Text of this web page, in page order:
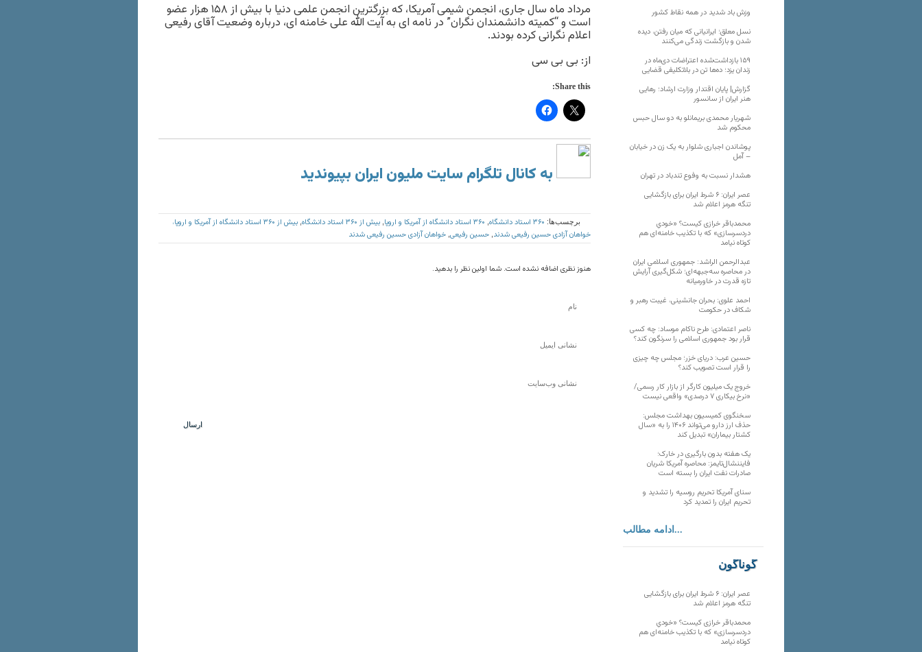
مرداد ماه سال جاری، انجمن شیمی آمریکا، که بزرگترین انجمن علمی دنیا با بیش از ۱۵۸ هزار عضو
است و “کمیته دانشمندان نگران” در نامه ای به آیت الله علی خامنه ای، درباره وضعیت آقای رفیعی
اعلام نگرانی کرده بودند.
از: بی بی سی
Share this:
به کانال تلگرام سایت ملیون ایران بپیوندید
برچسب‌ها: ۳۶۰ استاد دانشگاه ۳۶۰ استاد دانشگاه از آمریکا و اروپا بیش از ۳۶۰ استاد دانشگاه
بیش از ۳۶۰ استاد دانشگاه از آمریکا و اروپا،
خواهان آزادی حسین رفیعی شدند حسین رفیعی خواهان آزادی حسین رفیعی شدند
هنوز نظری اضافه نشده است. شما اولین نظر را بدهید.
وزش باد شدید در همه نقاط کشور
نسل معلق؛ ایرانیانی که میان رفتن، دیده
شدن و بازگشت زندگی می‌کنند
۱۵۹ بازداشت‌شده اعتراضات دی‌ماه در
زندان یزد؛ ده‌ها تن در بلاتکلیفی قضایی
گزارش| پایان اقتدار وزارت ارشاد؛ رهایی
هنر ایران از سانسور
شهریار محمدی بریمانلو به دو سال حبس
محکوم شد
پوشاندن اجباری شلوار به یک زن در خیابان
– آمل
هشدار نسبت به وفوع تندباد در تهران
عصر ایران: ۶ شرط ایران برای بازگشایی
تنگه هرمز اعلام شد
محمدباقر خرازی کیست؟ «خودیِ
دردسرسازی» که با تکذیب خامنه‌ای هم
کوتاه نیامد
عبدالرحمن الراشد: جمهوری اسلامی ایران
در محاصره سه‌جبهه‌ای؛ شکل‌گیری آرایش
تازه قدرت در خاورمیانه
احمد علوی: بحران جانشینی، غیبت رهبر و
شکاف در حکومت
ناصر اعتمادی: طرح ناکام موساد: چه کسی
قرار بود جمهوری اسلامی را سرنگون کند؟
حسین عرب: دریای خزر؛ مجلس چه چیزی
را قرار است تصویب کند؟
خروج یک میلیون کارگر از بازار کار رسمی/
«نرخ بیکاری ۷ درصدی» واقعی نیست
سخنگوی کمیسیون بهداشت مجلس:
حذف ارز دارو می‌تواند ۱۴۰۶ را به «سال
کشتار بیماران» تبدیل کند
یک هفته بدون بارگیری در خارک؛
فایننشال‌تایمز: محاصره آمریکا شریان
صادرات نفت ایران را بسته است
سنای آمریکا تحریم روسیه را تشدید و
تحریم ایران را تمدید کرد
ادامه مطالب...
گوناگون
عصر ایران: ۶ شرط ایران برای بازگشایی
تنگه هرمز اعلام شد
محمدباقر خرازی کیست؟ «خودیِ
دردسرسازی» که با تکذیب خامنه‌ای هم
کوتاه نیامد